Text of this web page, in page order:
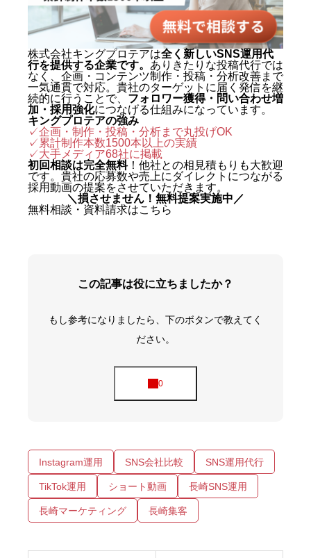
株式会社キングプロテアは全く新しいSNS運用代
行を提供する企業です。 ありきたりな投稿代行では
なく、企画・コンテンツ制作・投稿・分析改善まで
一気通貫で対応。貴社のターゲットに届く発信を継
続的に行うことで、 フォロワー獲得・問い合わせ増
加・採用強化につなげる仕組みになっています。
キングプロテアの強み
✓企画・制作・投稿・分析まで丸投げOK
✓累計制作本数1500本以上の実績
✓大手メディア68社に掲載
初回相談は完全無料！他社との相見積もりも大歓迎
です。貴社の応募数や売上にダイレクトにつながる
採用動画の提案をさせていただきます。
＼損させません！無料提案実施中／
無料相談・資料請求はこちら
この記事は役に立ちましたか？
もし参考になりましたら、下のボタンで教えてく
ださい。
Instagram運用 SNS会社比較 SNS運用代行
TikTok運用 ショート動画 長崎SNS運用
長崎マーケティング 長崎集客